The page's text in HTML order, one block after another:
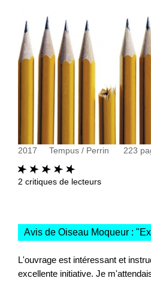
2017 Tempus / Perrin 223
2 critiques de lecteurs
Avis de Oiseau Moqueur : "
L'ouvrage est intéressant et
excellente initiative. Je